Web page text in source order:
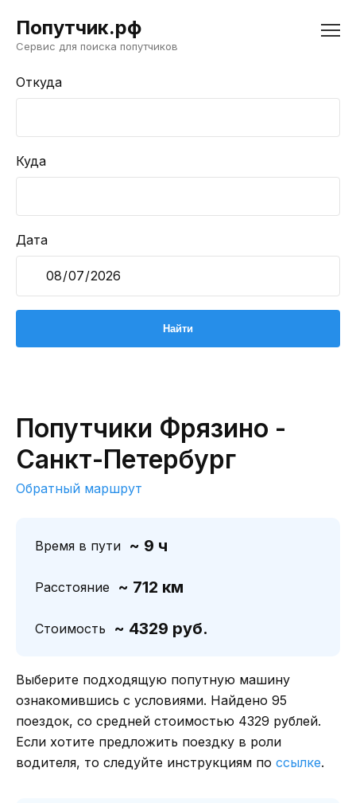
Попутчик.рф
Сервис для поиска попутчиков
Откуда
Куда
Дата
Попутчики Фрязино -
Санкт-Петербург
Обратный маршрут
Время в пути ~ 9 ч
Расстояние ~ 712 км
Стоимость ~ 4329 руб.
Выберите подходящую попутную машину
ознакомившись с условиями. Найдено 95
поездок, со средней стоимостью 4329 рублей.
Если хотите предложить поездку в роли
водителя, то следуйте инструкциям по ссылке.